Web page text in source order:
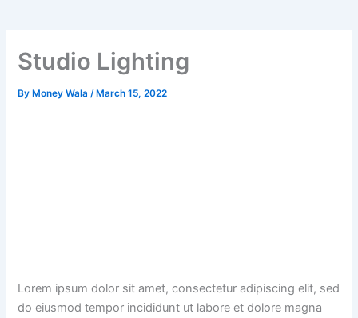
Studio Lighting
By Money Wala/ March 15, 2022
Lorem ipsum dolor sit amet, consectetur adipiscing elit, sed
do eiusmod tempor incididunt ut labore et dolore magna